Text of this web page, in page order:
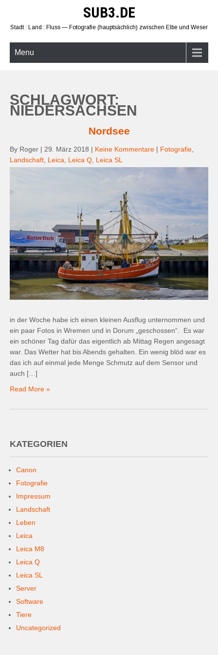
content
SUB3.DE
Stadt : Land : Fluss — Fotografie (hauptsächlich) zwischen Elbe und Weser
Menu
SCHLAGWORT:
NIEDERSACHSEN
Nordsee
By Roger | 29. März 2018 | Keine Kommentare | Fotografie
Landschaft Leica Leica Q Leica SL
in der Woche habe ich einen kleinen Ausflug unternommen und
ein paar Fotos in Wremen und in Dorum „geschossen“. Es war
ein schöner Tag dafür das eigentlich ab Mittag Regen angesagt
war. Das Wetter hat bis Abends gehalten. Ein wenig blöd war es
das ich auf einmal jede Menge Schmutz auf dem Sensor und
auch […]
Read More »
KATEGORIEN
Canon
Fotografie
Impressum
Landschaft
Leben
Leica
Leica M8
Leica Q
Leica SL
Server
Software
Tiere
Uncategorized